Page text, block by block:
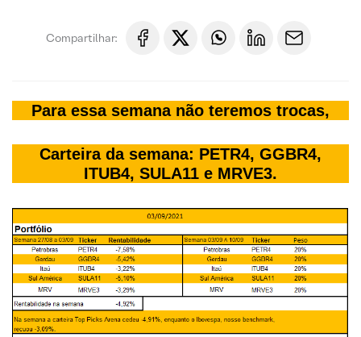
Compartilhar:
Para essa semana não teremos trocas,
Carteira da semana: PETR4, GGBR4,
ITUB4, SULA11 e MRVE3.